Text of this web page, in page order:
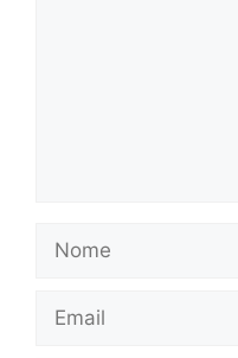
Nome
Email